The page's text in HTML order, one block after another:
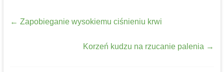
← Zapobieganie wysokiemu ciśnieniu krwi
Korzeń kudzu na rzucanie palenia →